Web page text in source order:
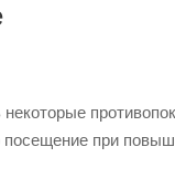
посещение при